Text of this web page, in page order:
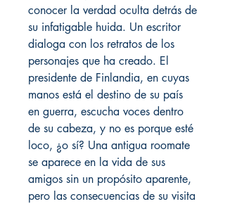
conocer la verdad oculta detrás de
su infatigable huida. Un escritor
dialoga con los retratos de los
personajes que ha creado. El
presidente de Finlandia, en cuyas
manos está el destino de su país
en guerra, escucha voces dentro
de su cabeza, y no es porque esté
loco, ¿o sí? Una antigua roomate
se aparece en la vida de sus
amigos sin un propósito aparente,
pero las consecuencias de su visita